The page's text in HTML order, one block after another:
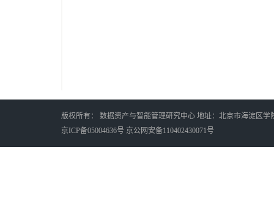
版权所有： 数据资产与智能管理研究中心 地址：北京市海淀区学
京ICP备05004636号 京公网安备110402430071号